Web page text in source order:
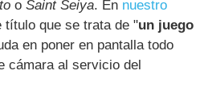
oSaint Seiya. En nuestro
título que se trata de "un juego
en poner en pantalla todo
cámara al servicio del